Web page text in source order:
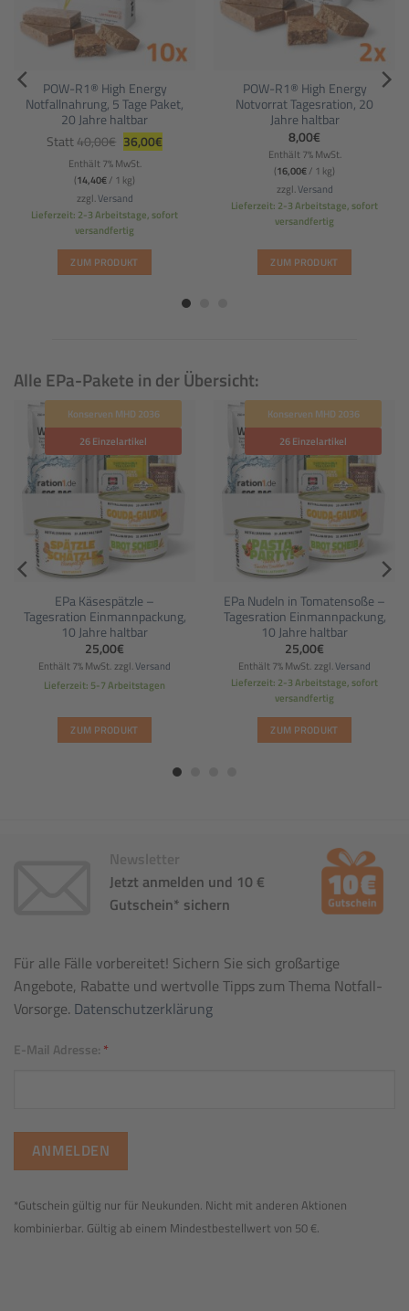
POW-R1® High Energy
Notfallnahrung, 5 Tage Paket,
20 Jahre haltbar
Statt 40,00€ Ursprünglicher
Preis
war:
40,00€
36,00€Aktueller
Preis
Enthält 7% MwSt.
(14,40€/ 1 kg)
zzgl.Versand
Lieferzeit: 2-3 Arbeitstage, sofort
versandfertig
ZUM PRODUKT
POW-R1® High Energy
Notvorrat Tagesration, 20
Jahre haltbar
8,00€
Enthält 7% MwSt.
(16,00€/ 1 kg)
zzgl.Versand
Lieferzeit: 2-3 Arbeitstage, sofort
versandfertig
ZUM PRODUKT
Alle EPa-Pakete in der Übersicht:
Konserven MHD 2036
26 Einzelartikel
EPa Käsespätzle –
Tagesration Einmannpackung,
10 Jahre haltbar
25,00€
Enthält 7% MwSt.zzgl.Versand
Lieferzeit: 5-7 Arbeitstagen
ZUM PRODUKT
Konserven MHD 2036
26 Einzelartikel
EPa Nudeln in Tomatensoße –
Tagesration Einmannpackung,
10 Jahre haltbar
25,00€
Enthält 7% MwSt.zzgl.Versand
Lieferzeit: 2-3 Arbeitstage, sofort
versandfertig
ZUM PRODUKT
Newsletter
Jetzt anmelden und 10 €
Gutschein* sichern
Für alle Fälle vorbereitet! Sichern Sie sich großartige
Angebote, Rabatte und wertvolle Tipps zum Thema Notfall-
Vorsorge. Datenschutzerklärung
E-Mail Adresse: *
*Gutschein gültig nur für Neukunden. Nicht mit anderen Aktionen
kombinierbar. Gültig ab einem Mindestbestellwert von 50 €.